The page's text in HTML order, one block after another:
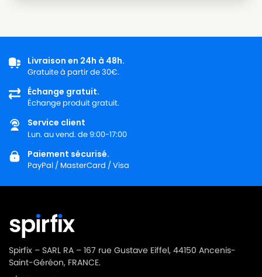
PARKSIDE
PARKSIDE PWD 25 A1
PARKSIDE
PARKSIDE PWD 25 A2
PARKSIDE
PARKSIDE PWD 25 C4
PARKSIDE
PARKSIDE
PARKSIDE PWD 30 B1
PARKSIDE
PARKSIDE PWD 30 C1
PARKSIDE
PARKSIDE
PARKSIDE
PARKSIDE PWS 20 A1
Livraison en 24h à 48h.
Gratuite à partir de 30€.
Échange gratuit.
Échange produit gratuit.
Service client
Lun. au vend. de 9:00-17:00
Paiement sécurisé.
PayPal / MasterCard / Visa
Spirfix – SARL RA – 167 rue Gustave Eiffel, 44150 Ancenis-
Saint-Géréon, FRANCE.